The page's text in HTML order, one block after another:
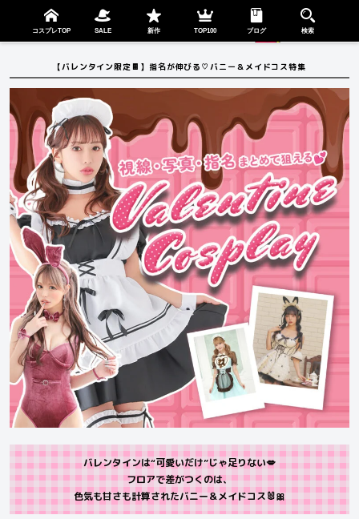
コスプレTOP SALE 新作 TOP100 ブログ 検索
【バレンタイン限定🍫】指名が伸びる♡バニー＆メイドコス特集
バレンタインは“可愛いだけ”じゃ足りない💋
フロアで差がつくのは、
色気も甘さも計算されたバニー＆メイドコス🐰🎀
SHOP